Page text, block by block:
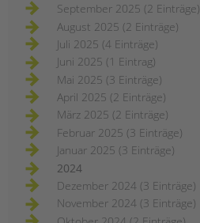
September 2025 (2 Einträge)
August 2025 (2 Einträge)
Juli 2025 (4 Einträge)
Juni 2025 (1 Eintrag)
Mai 2025 (3 Einträge)
April 2025 (2 Einträge)
März 2025 (2 Einträge)
Februar 2025 (3 Einträge)
Januar 2025 (3 Einträge)
2024
Dezember 2024 (3 Einträge)
November 2024 (3 Einträge)